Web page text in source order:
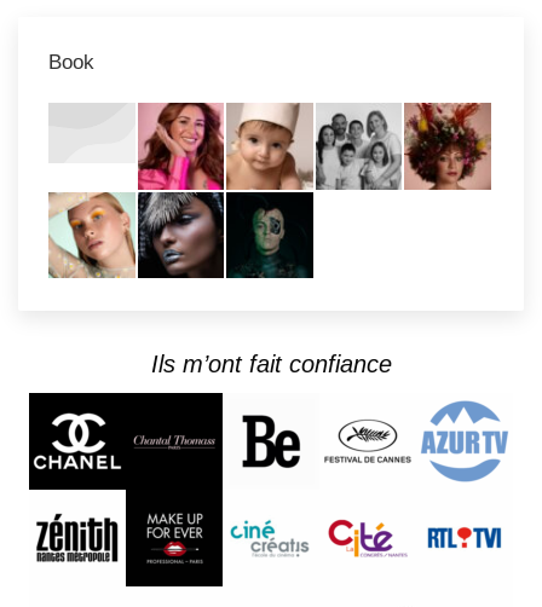
Book
Ils m’ont fait confiance